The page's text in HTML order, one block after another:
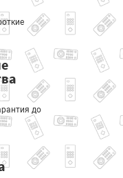
до